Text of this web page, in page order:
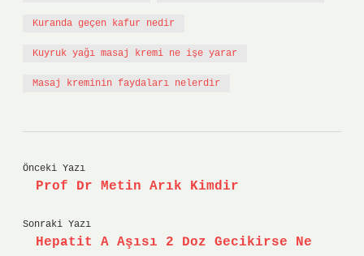
Kuranda geçen kafur nedir
Kuyruk yağı masaj kremi ne işe yarar
Masaj kreminin faydaları nelerdir
Önceki Yazı
Prof Dr Metin Arık Kimdir
Sonraki Yazı
Hepatit A Aşısı 2 Doz Gecikirse Ne